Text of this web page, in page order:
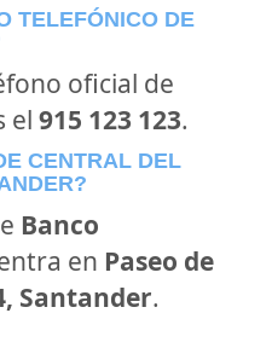
TELEFÓNICO DE
oficial de
el 915 123 123.
CENTRAL DEL
Banco
en Paseo de
Santander.